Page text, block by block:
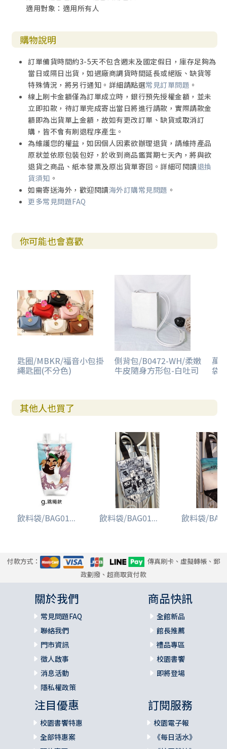
適用對象：適用所有人
購物說明
訂單備貨時間約3-5天不包含週末及國定假日，庫存足夠為
當日或隔日出貨，如遇廠商調貨時間延長或絕版、缺貨等
特殊情況，將另行通知。詳細請點選常見訂單問題 。
線上刷卡金額僅為訂單成立時，銀行預先授權金額，並未
立即扣款，待訂單完成寄出當日將進行請款，實際請款金
額即為出貨單上金額，故如有更改訂單、缺貨或取消訂
購，皆不會有刷退程序產生。
為維護您的權益，如因個人因素欲辦理退貨，請維持產品
原狀並依原包裝包好，於收到商品鑑賞期七天內，將與欲
退貨之商品、紙本發票及原出貨單寄回。詳細可閱讀退換
貨須知 。
如需寄送海外，歡迎閱讀海外訂購常見問題 。
更多常見問題FAQ
你可能也會喜歡
匙圈/MBKR/福音小包掛
繩匙圈(不分色)
側背包/B0472-WH/柔嫩
牛皮隨身方形包-白吐司
萬
袋-
其他人也買了
飲料袋/BAG01... 飲料袋/BAG01... 飲料袋/
付款方式：
傳真刷卡、虛擬轉帳、郵
政劃撥、超商取貨付款
關於我們
常見問題FAQ
聯絡我們
門市資訊
徵人啟事
消息活動
隱私權政策
商品快訊
全館新品
館長推薦
禮品專區
校園書饗
即將登場
注目優惠
校園書饗特惠
全部特惠案
訂閱服務
校園電子報
《每日活水》